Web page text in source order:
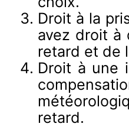
Droit à la
avez droit à
retard et de
Droit à une
retard.